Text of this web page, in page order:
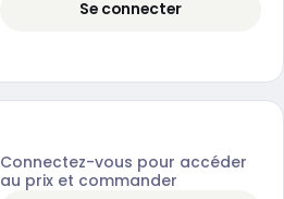
Se connecter
Connectez-vous pour accéder
au prix et commander